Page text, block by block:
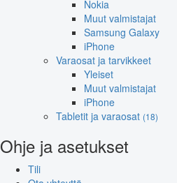
Nokia
Muut valmistajat
Samsung Galaxy
iPhone
Varaosat ja tarvikkeet
Yleiset
Muut valmistajat
iPhone
Tabletit ja varaosat (18)
Ohje ja asetukset
Tili